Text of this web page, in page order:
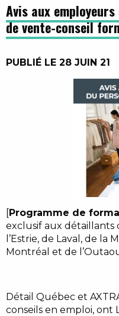
Avis aux
de vente-conseil
PUBLIÉ LE 28 JUIN 21
[Programme de
exclusif aux
l’Estrie, de Laval, de la
Montréal et de
Détail Québec et
conseils en emploi, ont